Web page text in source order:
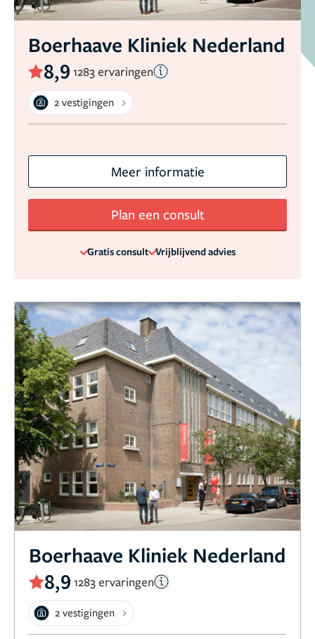
Boerhaave Kliniek Nederland
8,9 1283 ervaringen
2 vestigingen
Meer informatie
Plan een consult
Gratis consult Vrijblijvend advies
Boerhaave Kliniek Nederland
8,9 1283 ervaringen
2 vestigingen